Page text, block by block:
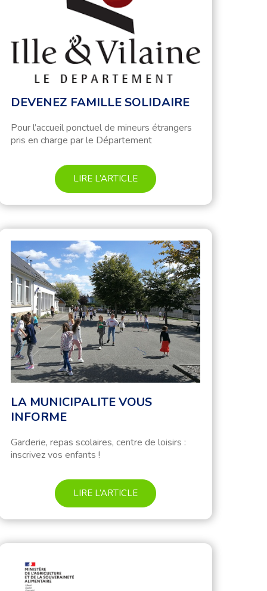
DEVENEZ FAMILLE SOLIDAIRE
Pour l’accueil ponctuel de mineurs étrangers
pris en charge par le Département
LIRE L’ARTICLE
LA MUNICIPALITE VOUS
INFORME
Garderie, repas scolaires, centre de loisirs :
inscrivez vos enfants !
LIRE L’ARTICLE